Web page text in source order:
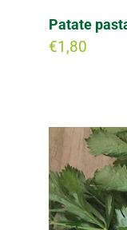
Patate
€1,80